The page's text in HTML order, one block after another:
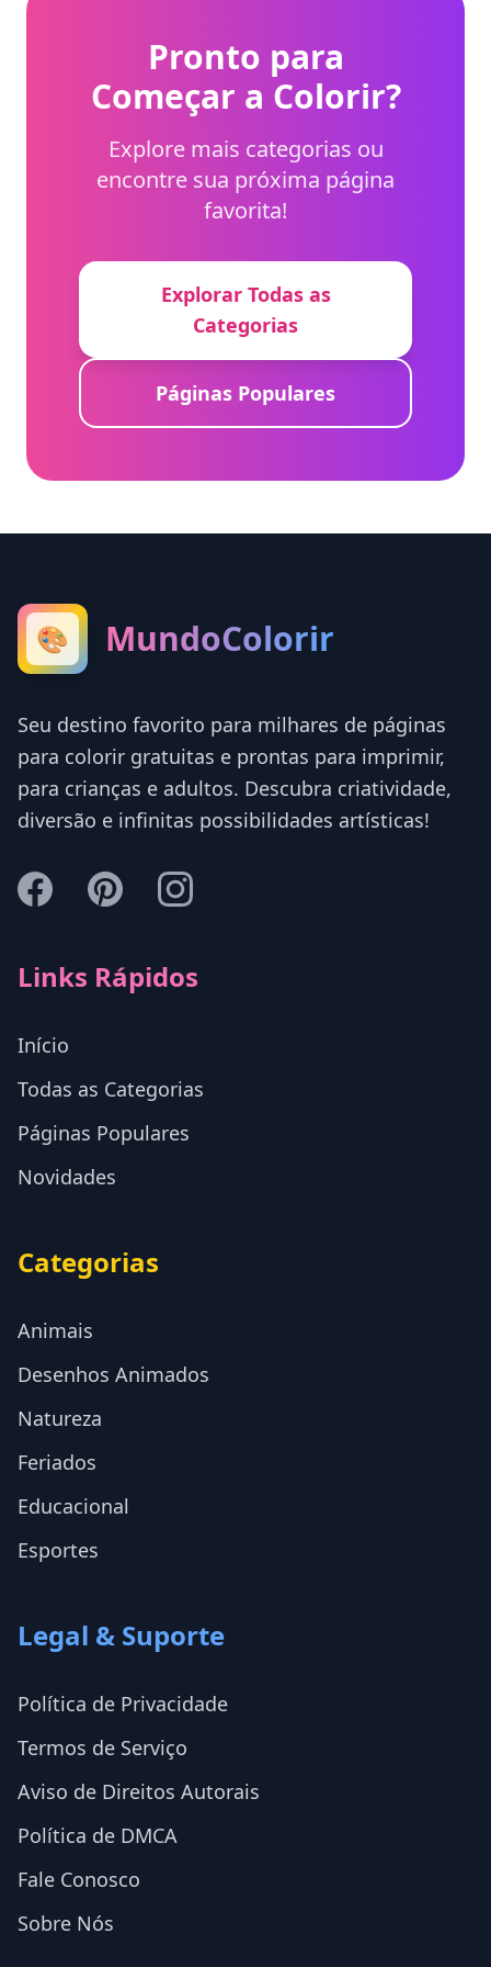
Pronto para
Começar a Colorir?
Explore mais categorias ou
encontre sua próxima página
favorita!
Explorar Todas as
Categorias
Páginas Populares
🎨 MundoColorir
Seu destino favorito para milhares de páginas
para colorir gratuitas e prontas para imprimir,
para crianças e adultos. Descubra criatividade,
diversão e infinitas possibilidades artísticas!
Links Rápidos
Início
Todas as Categorias
Páginas Populares
Novidades
Categorias
Animais
Desenhos Animados
Natureza
Feriados
Educacional
Esportes
Legal & Suporte
Política de Privacidade
Termos de Serviço
Aviso de Direitos Autorais
Política de DMCA
Fale Conosco
Sobre Nós